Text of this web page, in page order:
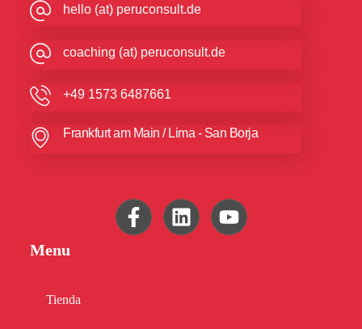
hello (at) peruconsult.de
coaching (at) peruconsult.de
+49 1573 6487661
Frankfurt am Main / Lima - San Borja
Menu
Tienda